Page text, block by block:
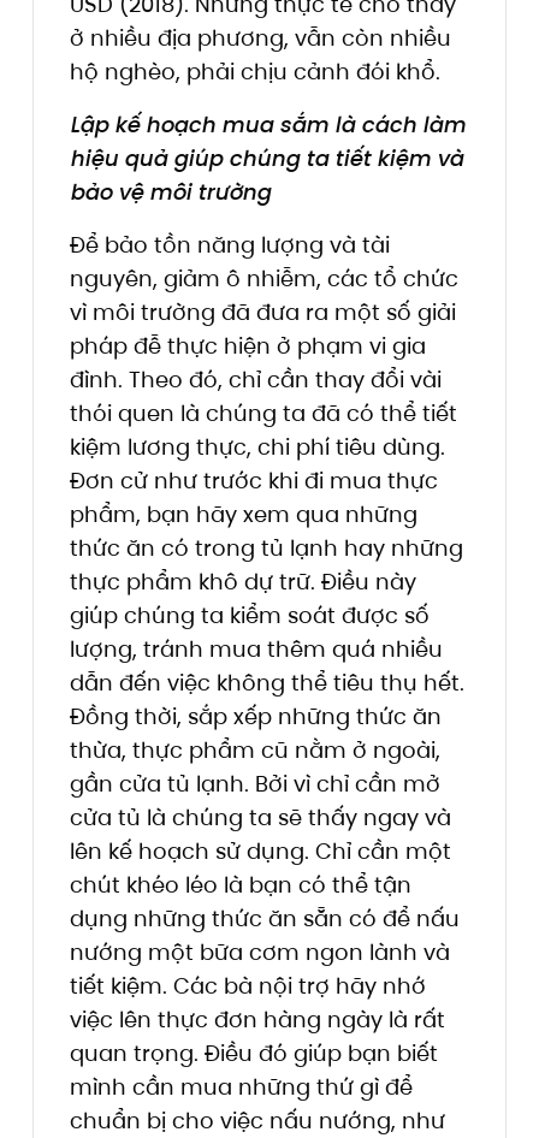
ở nhiều địa phương, vẫn còn nhiều
hộ nghèo, phải chịu cảnh đói khổ.
Lập kế hoạch mua sắm là cách làm
hiệu quả giúp chúng ta tiết kiệm và
bảo vệ môi trường
Để bảo tồn năng lượng và tài
nguyên, giảm ô nhiễm, các tổ chức
vì môi trường đã đưa ra một số giải
pháp đễ thực hiện ở phạm vi gia
đình. Theo đó, chỉ cần thay đổi vài
thói quen là chúng ta đã có thể tiết
kiệm lương thực, chi phí tiêu dùng.
Đơn cử như trước khi đi mua thực
phẩm, bạn hãy xem qua những
thức ăn có trong tủ lạnh hay những
thực phẩm khô dự trữ. Điều này
giúp chúng ta kiểm soát được số
lượng, tránh mua thêm quá nhiều
dẫn đến việc không thể tiêu thụ hết.
Đồng thời, sắp xếp những thức ăn
thừa, thực phẩm cũ nằm ở ngoài,
gần cửa tủ lạnh. Bởi vì chỉ cần mở
cửa tủ là chúng ta sẽ thấy ngay và
lên kế hoạch sử dụng. Chỉ cần một
chút khéo léo là bạn có thể tận
dụng những thức ăn sẵn có để nấu
nướng một bữa cơm ngon lành và
tiết kiệm. Các bà nội trợ hãy nhớ
việc lên thực đơn hàng ngày là rất
quan trọng. Điều đó giúp bạn biết
mình cần mua những thứ gì để
chuẩn bị cho việc nấu nướng, như